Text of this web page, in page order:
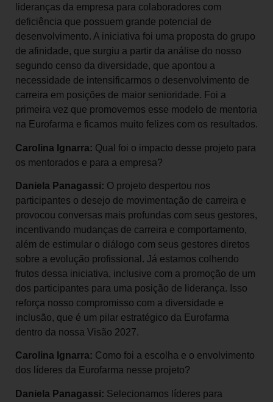
lideranças da empresa para colaboradores com
deficiência que possuem grande potencial de
desenvolvimento. A iniciativa foi uma proposta do grupo
de afinidade, que surgiu a partir da análise do nosso
segundo censo da diversidade, que apontou a
necessidade de intensificarmos o desenvolvimento de
carreira em posições de maior senioridade. Foi a
primeira vez que promovemos esse modelo de mentoria
na Eurofarma e ficamos muito felizes com os resultados.
Carolina Ignarra: Qual foi o impacto desse projeto para
os mentorados e para a empresa?
Daniela Panagassi: O projeto despertou nos
participantes o desejo de movimentação de carreira e
provocou conversas mais profundas com seus gestores,
incentivando mudanças de carreira e comportamento,
além de estimular o diálogo com seus gestores diretos
sobre a evolução profissional. Já estamos colhendo
frutos dessa iniciativa, inclusive com a promoção de um
dos participantes para uma posição de liderança. Isso
reforça nosso compromisso com a diversidade e
inclusão, que é um pilar estratégico da Eurofarma
dentro da nossa Visão 2027.
Carolina Ignarra: Como foi a escolha e o envolvimento
dos líderes da Eurofarma nesse projeto?
Daniela Panagassi: Selecionamos líderes para